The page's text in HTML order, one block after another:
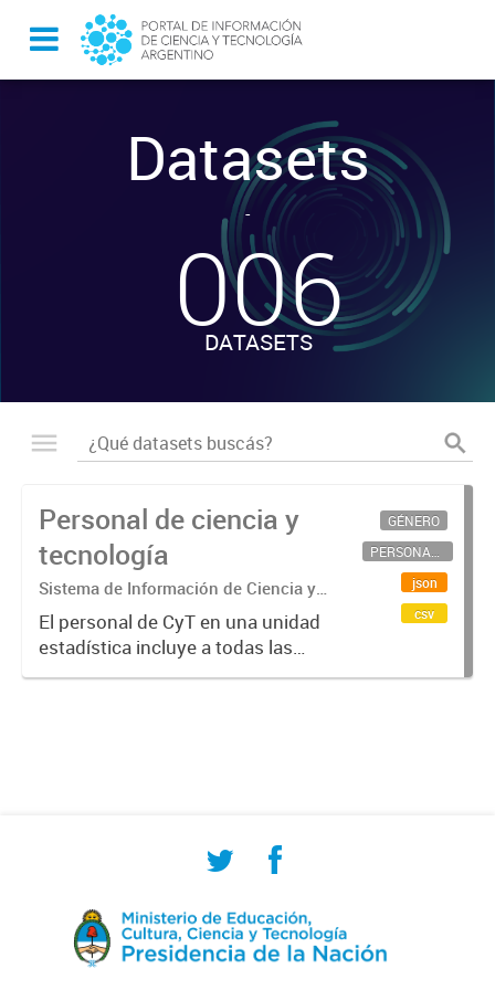
Datasets
-
006
DATASETS
Personal de ciencia y
tecnología
Sistema de Información de Ciencia y
Tecnología Argentino (SICYTAR)
El personal de CyT en una unidad
estadística incluye a todas las
personas involucradas
GÉNERO
PERSONAL CIENTÍFICO-TECNOLÓGICO
json
csv